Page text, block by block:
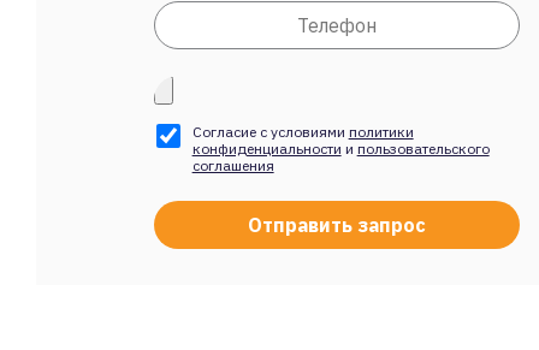
Согласие с условиями политики
конфиденциальности и пользовательского
соглашения